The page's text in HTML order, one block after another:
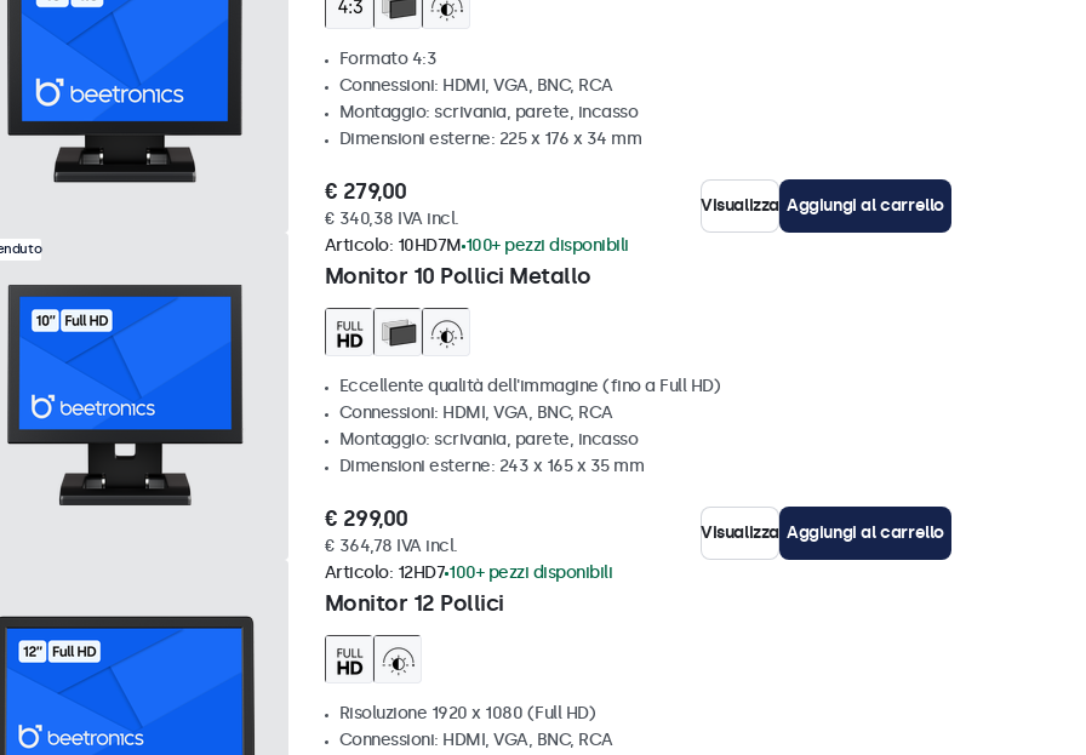
Formato 4:3
Connessioni: HDMI, VGA, BNC, RCA
Montaggio: scrivania, parete, incasso
Dimensioni esterne: 225 x 176 x 34 mm
€ 279,00
€ 340,38 IVA incl.
Visualizza Aggiungi al carrello
Monitor 10 Pollici Metallo
Articolo: 10HD7M 100+ pezzi disponibili
Eccellente qualità dell'immagine (fino a Full HD)
Connessioni: HDMI, VGA, BNC, RCA
Montaggio: scrivania, parete, incasso
Dimensioni esterne: 243 x 165 x 35 mm
€ 299,00
€ 364,78 IVA incl.
Visualizza Aggiungi al carrello
Monitor 12 Pollici
Articolo: 12HD7 100+ pezzi disponibili
Risoluzione 1920 x 1080 (Full HD)
Connessioni: HDMI, VGA, BNC, RCA